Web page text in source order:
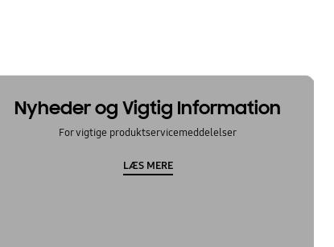
Nyheder og Vigtig Information
For vigtige produktservicemeddelelser
LÆS MERE